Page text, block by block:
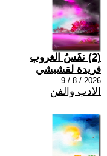
(2) نفَسُ الغروب
فريدة لقشيشي
2026 / 8 / 9
الادب والفن